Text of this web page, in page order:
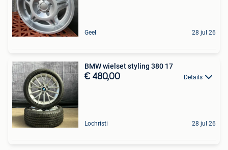
Geel 28 jul 26
BMW wielset styling 380 17
€ 480,00 Details
Lochristi 28 jul 26